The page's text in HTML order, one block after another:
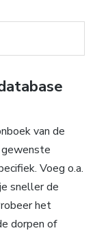
van de
Voeg o.a.
sneller de
het
dorpen of